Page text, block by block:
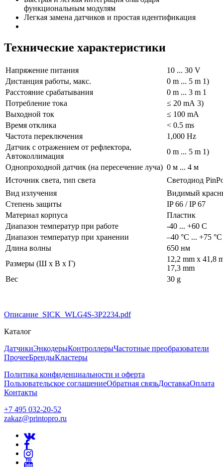
функциональным модулям
Легкая замена датчиков и простая идентификация
Технические характеристики
Напряжение питания
10 ... 30 V
Дистанция работы, макс.
0 m ... 5 m 1)
Расстояние срабатывания
0 m ... 3 m 1
Потребление тока
≤ 20 mA 3)
Выходной ток
≤ 100 mA
Время отклика
< 0.5 ms
Частота переключения
1,000 Hz
Датчик с отражением от рефлектора,
Автоколлимация
0 m ... 5 m 1)
Однопроходной датчик (на пересечение луча) 0 м ... 4 м
Источник света, тип света
Светодиод
Вид излучения
Видимый
Степень защиты
IP 66 / IP 67
Материал корпуса
Пластик
Диапазон температур при работе
-40 ... +60 С
Диапазон температур при хранении
–40 °C ... +75 °C
Длина волны
650 нм
Размеры (Ш x В x Г)
12,2 mm x 41,8
17,3 mm
Вес
30 g
Описание_SICK_WLG4S-3P2234.pdf
Каталог
ДатчикиЭнкодерыКонтроллерыЧастотные преобразователи
ПрочееБрендыКластеры
Политика конфиденциальности и оферта
Пользовательское соглашениеОбратная связьДоставкаОплата
Контакты
+7 495 032-20-52
zakaz@printopro.ru